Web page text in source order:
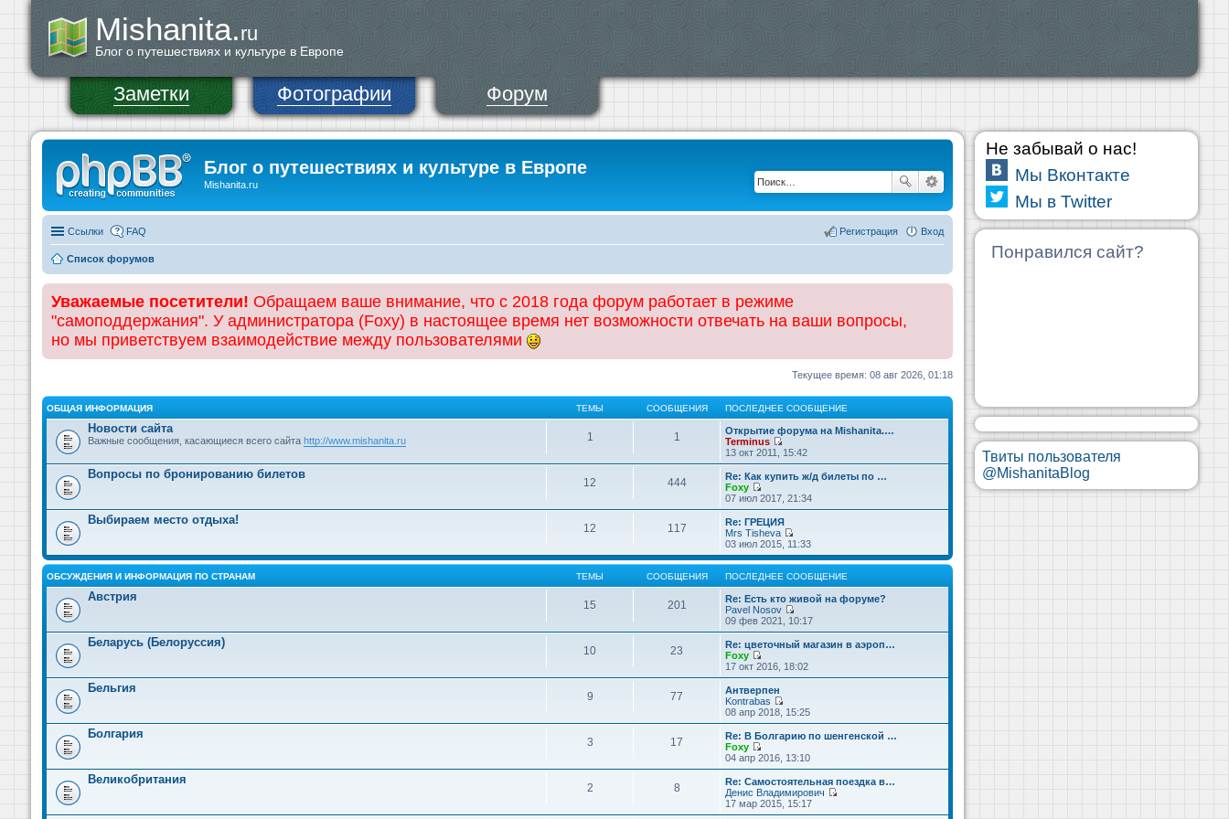
Mishanita.ru
Блог о путешествиях и культуре в Европе
Заметки Фотографии Форум
Блог о путешествиях и культуре в Европе
Mishanita.ru
Ссылки FAQ Вход
Регистрация
Список форумов
Уважаемые посетители! Обращаем ваше внимание, что с 2018 года форум работает в режиме
"самоподдержания". У администратора (Foxy) в настоящее время нет возможности отвечать на ваши вопросы,
но мы приветствуем взаимодействие между пользователями
Текущее время: 08 авг 2026, 01:18
ОБЩАЯ ИНФОРМАЦИЯ ТЕМЫ СООБЩЕНИЯ ПОСЛЕДНЕЕ СООБЩЕНИЕ
Новости сайта
Важные сообщения, касающиеся всего сайта http://www.mishanita.ru 1 1
Открытие форума на Mishanita.…
Terminus
П
е
р
е
й
т
и
к
п
о
с
л
е
н
е
м
у
с
о
б
н
и
ю
13 окт 2011, 15:42
Вопросы по бронированию билетов
12 444
Re: Как купить ж/д билеты по …
Foxy
П
е
р
е
й
т
и
к
п
о
с
л
е
н
е
м
у
с
о
о
б
щ
н
и
ю
07 июл 2017, 21:34
Выбираем место отдыха!
12 117
Re: ГРЕЦИЯ
Mrs Tisheva
П
е
р
е
й
т
к
п
о
с
л
е
е
м
с
о
б
щ
е
н
и
03 июл 2015, 11:33
ОБСУЖДЕНИЯ И ИНФОРМАЦИЯ ПО СТРАНАМ ТЕМЫ СООБЩЕНИЯ ПОСЛЕДНЕЕ СООБЩЕНИЕ
Австрия
15 201
Re: Есть кто живой на форуме?
Pavel Nosov
П
е
р
е
й
т
п
о
л
д
н
е
м
у
с
09 фев 2021, 10:17
Беларусь (Белоруссия)
10 23
Re: цветочный магазин в аэроп…
Foxy
П
е
р
е
й
т
к
п
о
л
е
д
17 окт 2016, 18:02
Бельгия
9 77
Антверпен
Kontrabas
П
е
р
е
й
т
к
п
о
08 апр 2018, 15:25
Болгария
3 17
Re: В Болгарию по шенгенской …
Foxy
П
е
р
е
й
т
04 апр 2016, 13:10
Великобритания
2 8
Re: Самостоятельная поездка в…
Денис Владимирович
е
17 мар 2015, 15:17
Не забывай о нас!
Мы Вконтакте
Мы в Twitter
Понравился сайт?
Твиты пользователя
@MishanitaBlog